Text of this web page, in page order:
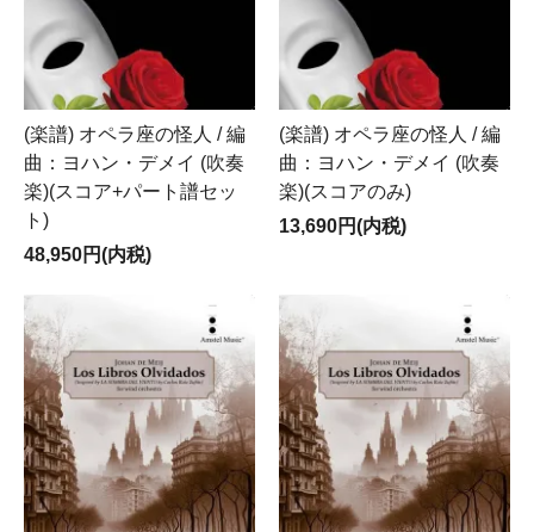
(楽譜) オペラ座の怪人 / 編
曲：ヨハン・デメイ (吹奏
楽)(スコア+パート譜セッ
ト)
48,950円(内税)
(楽譜) オペラ座の怪人 / 編
曲：ヨハン・デメイ (吹奏
楽)(スコアのみ)
13,690円(内税)